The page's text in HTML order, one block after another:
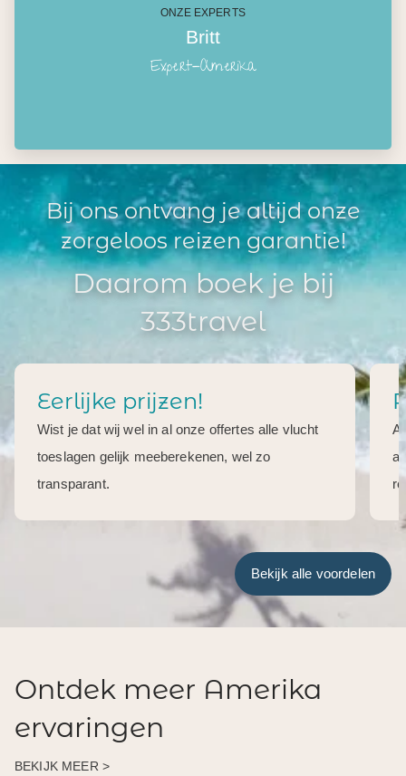
ONZE EXPERTS
Britt
Expert-Amerika
Bij ons ontvang je altijd onze
zorgeloos reizen garantie!
Daarom boek je bij
333travel
Eerlijke prijzen!
Wist je dat wij wel in al onze offertes alle vlucht
toeslagen gelijk meeberekenen, wel zo
transparant.
Bekijk alle voordelen
Ontdek meer Amerika
ervaringen
BEKIJK MEER >